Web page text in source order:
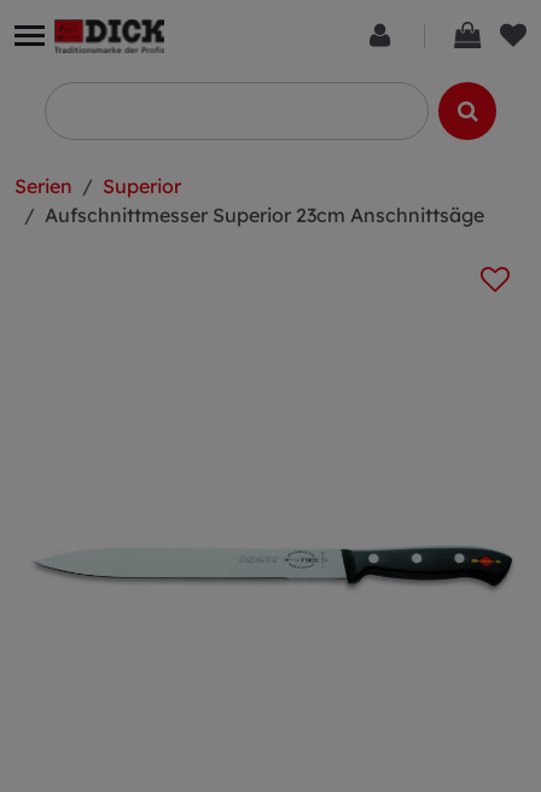
Serien
Superior
Aufschnittmesser Superior 23cm Anschnittsäge